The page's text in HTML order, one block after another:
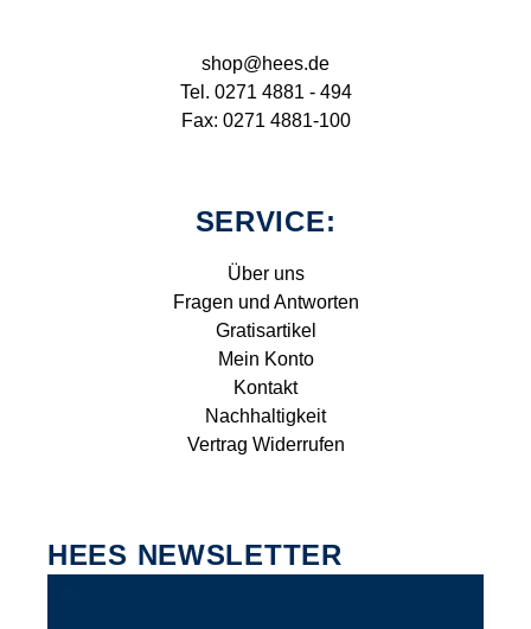
shop@hees.de
Tel. 0271 4881 - 494
Fax: 0271 4881-100
SERVICE:
Über uns
Fragen und Antworten
Gratisartikel
Mein Konto
Kontakt
Nachhaltigkeit
Vertrag Widerrufen
HEES NEWSLETTER